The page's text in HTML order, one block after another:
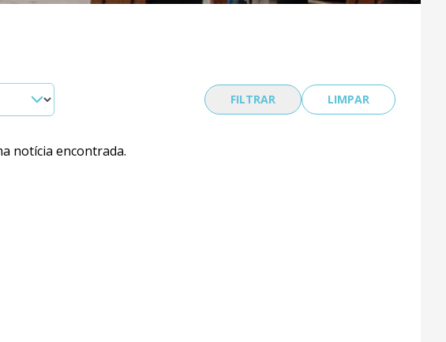
FILTRAR LIMPAR
notícia encontrada.